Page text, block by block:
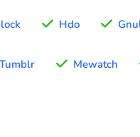
Hdo
Tumblr Mewatch